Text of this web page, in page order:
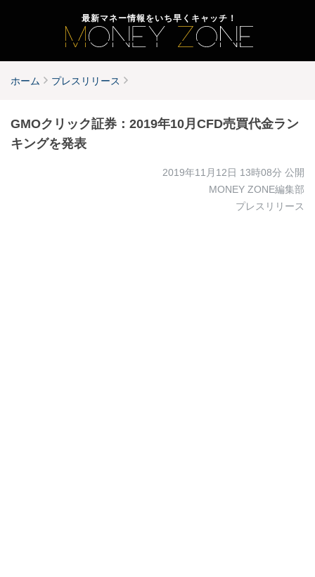
最新マネー情報をいち早くキャッチ！
ホーム プレスリリース
GMOクリック証券：2019年10月CFD売買代金ラン
キングを発表
2019年11月12日 13時08分 公開
MONEY ZONE編集部
プレスリリース